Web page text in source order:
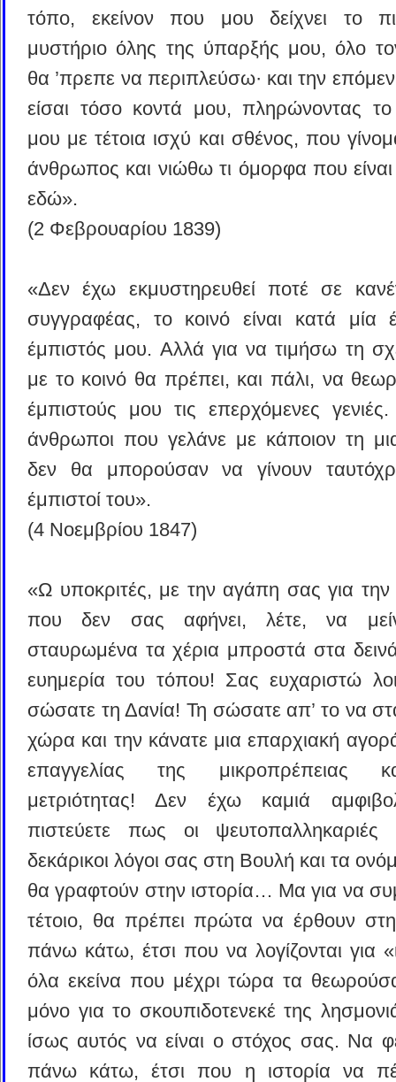
τόπο, εκείνον που μου δείχνει το
μυστήριο όλης της ύπαρξής μου, όλο
θα ’πρεπε να περιπλεύσω· και την
είσαι τόσο κοντά μου, πληρώνοντας
μου με τέτοια ισχύ και σθένος, που
άνθρωπος και νιώθω τι όμορφα που είναι
εδώ».
(2 Φεβρουαρίου 1839)
«Δεν έχω εκμυστηρευθεί ποτέ σε
συγγραφέας, το κοινό είναι κατά μία
έμπιστός μου. Αλλά για να τιμήσω τη
με το κοινό θα πρέπει, και πάλι, να
έμπιστούς μου τις επερχόμενες γενιές.
άνθρωποι που γελάνε με κάποιον τη
δεν θα μπορούσαν να γίνουν
έμπιστοί του».
(4 Νοεμβρίου 1847)
«Ω υποκριτές, με την αγάπη σας για την
που δεν σας αφήνει, λέτε, να
σταυρωμένα τα χέρια μπροστά στα
ευημερία του τόπου! Σας ευχαριστώ
σώσατε τη Δανία! Τη σώσατε απ’ το να
χώρα και την κάνατε μια επαρχιακή
επαγγελίας της μικροπρέπειας
μετριότητας! Δεν έχω καμιά
πιστεύετε πως οι
δεκάρικοι λόγοι σας στη Βουλή και τα
θα γραφτούν στην ιστορία… Μα για να
τέτοιο, θα πρέπει πρώτα να έρθουν
πάνω κάτω, έτσι που να λογίζονται για
όλα εκείνα που μέχρι τώρα τα
μόνο για το σκουπιδοτενεκέ της
ίσως αυτός να είναι ο στόχος σας. Να
πάνω κάτω, έτσι που η ιστορία να